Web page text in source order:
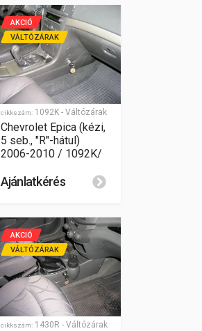
cikkszám:1092K - Váltózárak
AKCIÓ
VÁLTÓZÁRAK
Chevrolet Epica (kézi,
5 seb., "R"-hátul)
2006-2010 / 1092K/
Ajánlatkérés
cikkszám:1430R - Váltózárak
AKCIÓ
VÁLTÓZÁRAK